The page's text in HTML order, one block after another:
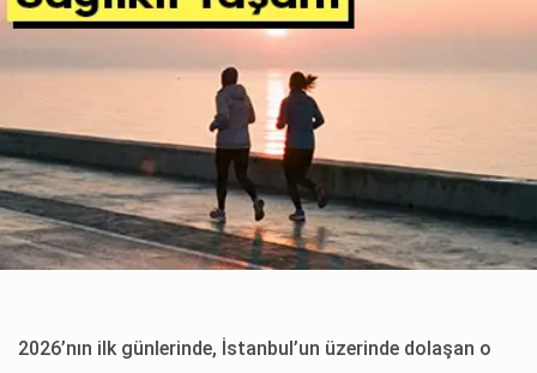
2026’nın ilk günlerinde, İstanbul’un üzerinde dolaşan o